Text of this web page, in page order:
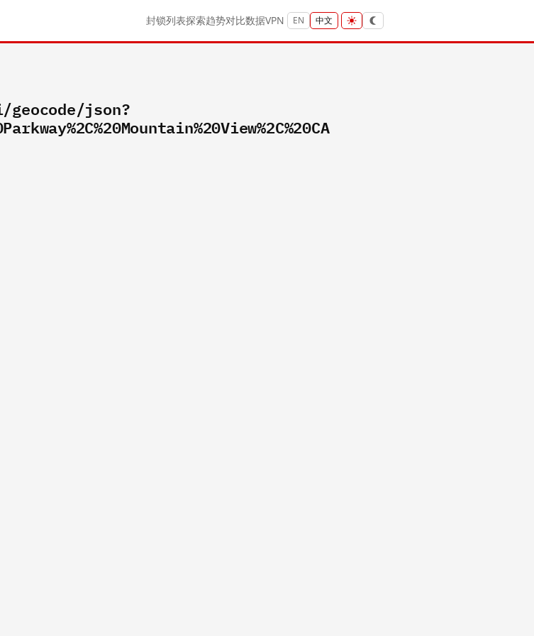
封锁列表探索趋势对比数据VPN EN 中文
json?